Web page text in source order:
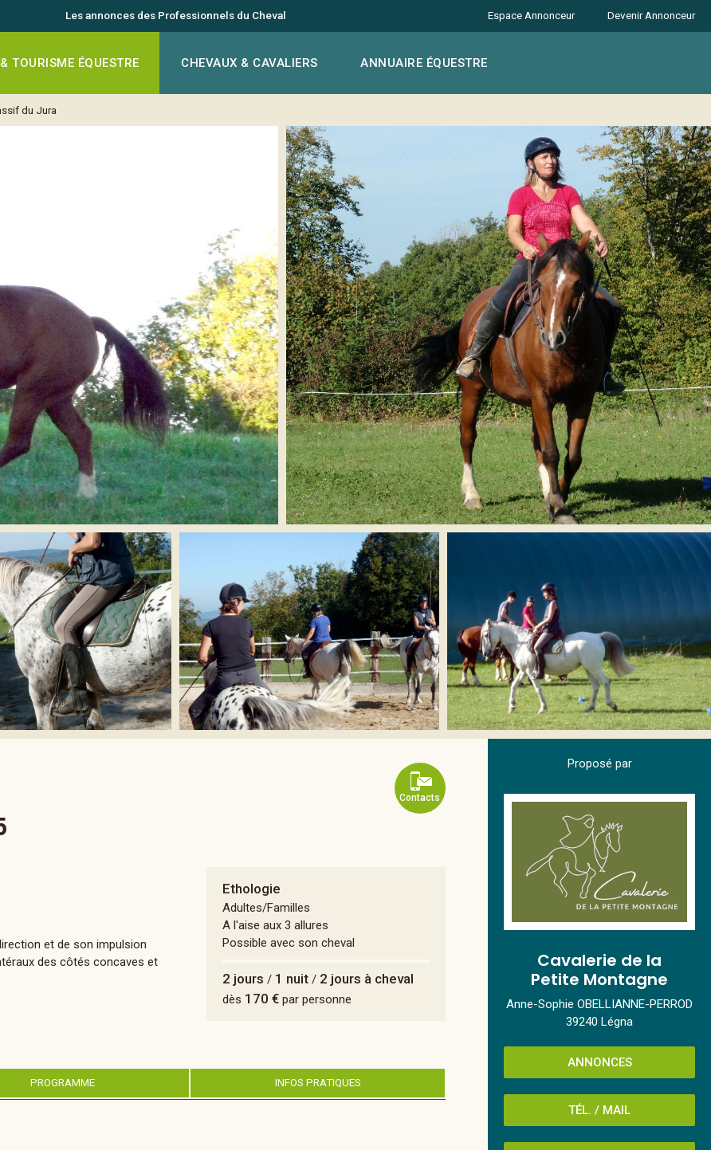
Les annonces des Professionnels du Cheval
TOURISME ÉQUESTRE CHEVAUX & CAVALIERS ANNUAIRE ÉQUESTRE
Espace Annonceur Devenir Annonceur
du Jura
Contacts
Ethologie
Adultes/Familles
A l'aise aux 3 allures
Possible avec son cheval
2 jours / 1 nuit/ 2 jours à cheval
dès 170 €par personne
et de son impulsion
des côtés concaves et
PROGRAMME INFOS PRATIQUES
Proposé par
Cavalerie de la
Petite Montagne
Anne-Sophie OBELLIANNE-PERROD
39240 Légna
ANNONCES
TÉL. / MAIL